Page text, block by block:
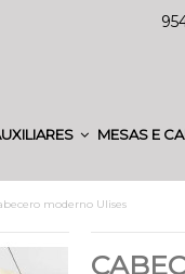
MESAS E
moderno Ulises